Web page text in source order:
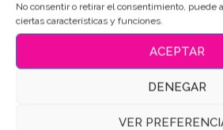
No consentir o retirar el consentimiento, puede
ciertas características y funciones.
ACEPTAR
DENEGAR
VER
SKU:3481
Bautizo - Nacimiento
Galletas Babyshower,
Galletas Decoradas,